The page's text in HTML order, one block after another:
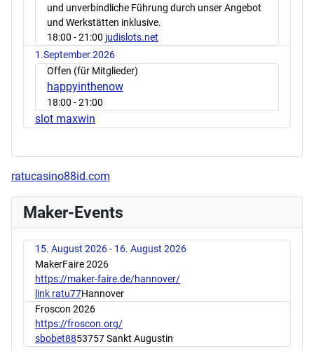
und unverbindliche Führung durch unser Angebot
und Werkstätten inklusive.
18:00 - 21:00 judislots.net
1.September.2026
Offen (für Mitglieder)
happyinthenow
18:00 - 21:00
slot maxwin
ratucasino88id.com
Maker-Events
15. August 2026 - 16. August 2026
MakerFaire 2026
https://maker-faire.de/hannover/
link ratu77Hannover
Froscon 2026
https://froscon.org/
sbobet8853757 Sankt Augustin